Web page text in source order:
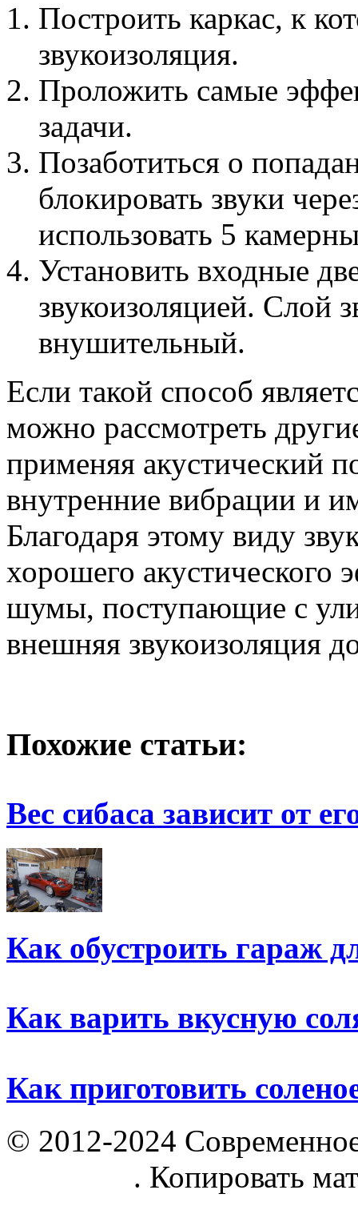
Построить каркас, к
звукоизоляция.
Проложить самые
задачи.
Позаботиться о
блокировать звуки
использовать 5
Установить входные
звукоизоляцией. Слой
внушительный.
Если такой способ
можно рассмотреть
применяя акустический
внутренние вибрации и
Благодаря этому виду
хорошего акустического
шумы, поступающие с
внешняя звукоизоляция
Похожие статьи:
Вес сибаса зависит от
Как обустроить гараж
Как варить вкусную
Как приготовить
© 2012-2024
. Копировать